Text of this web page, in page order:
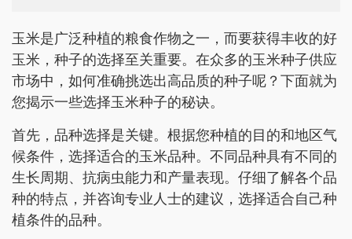
玉米是广泛种植的粮食作物之一，而要获得丰收的好
玉米，种子的选择至关重要。在众多的玉米种子供应
市场中，如何准确挑选出高品质的种子呢？下面就为
您揭示一些选择玉米种子的秘诀。
首先，品种选择是关键。根据您种植的目的和地区气
候条件，选择适合的玉米品种。不同品种具有不同的
生长周期、抗病虫能力和产量表现。仔细了解各个品
种的特点，并咨询专业人士的建议，选择适合自己种
植条件的品种。